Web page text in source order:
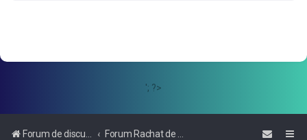
'; ?>
Forum de discussions sur le Regroupement de Crédits et le Rachat de Crédits